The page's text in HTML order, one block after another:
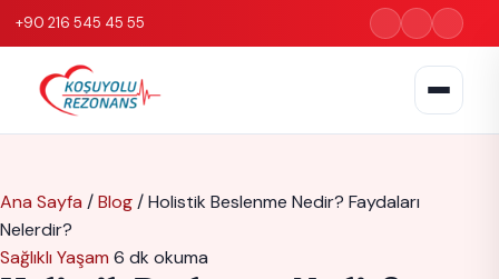
+90 216 545 45 55
Ana Sayfa /Blog/Holistik Beslenme Nedir? Faydaları
Nelerdir?
Sağlıklı Yaşam 6 dk okuma